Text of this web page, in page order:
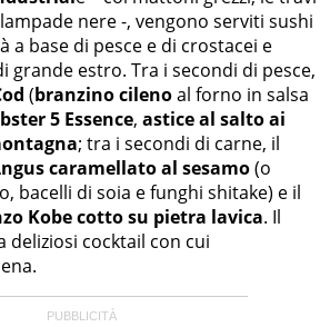
nere -, vengono serviti sushi
a base di pesce e di crostacei e
grande estro. Tra i secondi di pesce,
(branzino cilenoal forno in salsa
5 Essence, astice al salto ai
; tra i secondi di carne, il
caramellato al sesamo(o
bacelli di soia e funghi shitake) e il
Kobe cotto su pietra lavica. Il
deliziosi cocktail con cui